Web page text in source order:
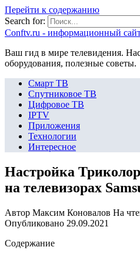
Перейти к содержанию
Search for:
Сonftv.ru - информационный
Ваш гид в мире телевидения.
оборудования, полезные советы.
Смарт ТВ
Спутниковое ТВ
Цифровое ТВ
IPTV
Приложения
Технологии
Интересное
Настройка
на телевизорах
Автор Максим Коновалов На
Опубликовано 29.09.2021
Содержание